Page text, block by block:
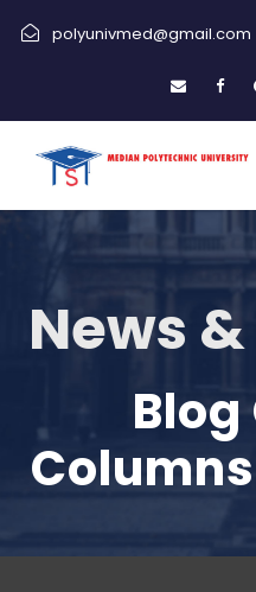
polyunivmed@gmail.com
News
Blog